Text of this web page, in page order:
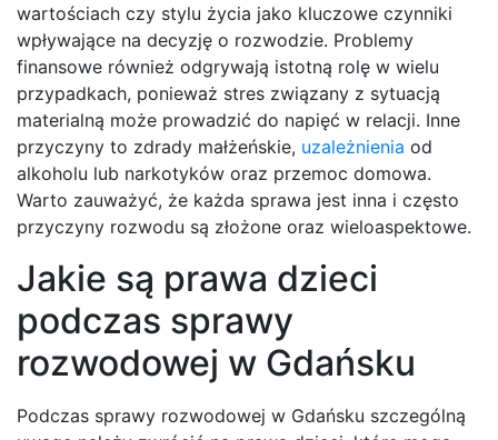
wartościach czy stylu życia jako kluczowe czynniki
wpływające na decyzję o rozwodzie. Problemy
finansowe również odgrywają istotną rolę w wielu
przypadkach, ponieważ stres związany z sytuacją
materialną może prowadzić do napięć w relacji. Inne
przyczyny to zdrady małżeńskie, uzależnienia od
alkoholu lub narkotyków oraz przemoc domowa.
Warto zauważyć, że każda sprawa jest inna i często
przyczyny rozwodu są złożone oraz wieloaspektowe.
Jakie są prawa dzieci
podczas sprawy
rozwodowej w Gdańsku
Podczas sprawy rozwodowej w Gdańsku szczególną